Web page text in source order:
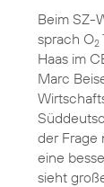
Beim SZ-
sprach O2
Haas im
Marc
der Frage
eine
sieht